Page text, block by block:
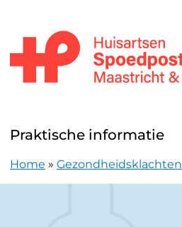
Praktische informatie
Home » Gezondheidsklachten